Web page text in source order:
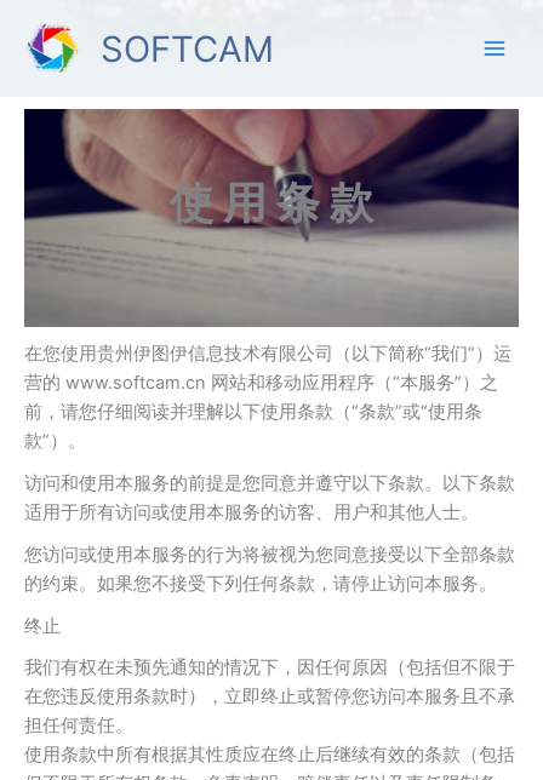
SOFTCAM
使 用 条 款
在您使用贵州伊图伊信息技术有限公司（以下简称“我们”）运
营的 www.softcam.cn 网站和移动应用程序（“本服务”）之
前，请您仔细阅读并理解以下使用条款（“条款”或“使用条
款”）。
访问和使用本服务的前提是您同意并遵守以下条款。以下条款
适用于所有访问或使用本服务的访客、用户和其他人士。
您访问或使用本服务的行为将被视为您同意接受以下全部条款
的约束。如果您不接受下列任何条款，请停止访问本服务。
终止
我们有权在未预先通知的情况下，因任何原因（包括但不限于
在您违反使用条款时），立即终止或暂停您访问本服务且不承
担任何责任。
使用条款中所有根据其性质应在终止后继续有效的条款（包括